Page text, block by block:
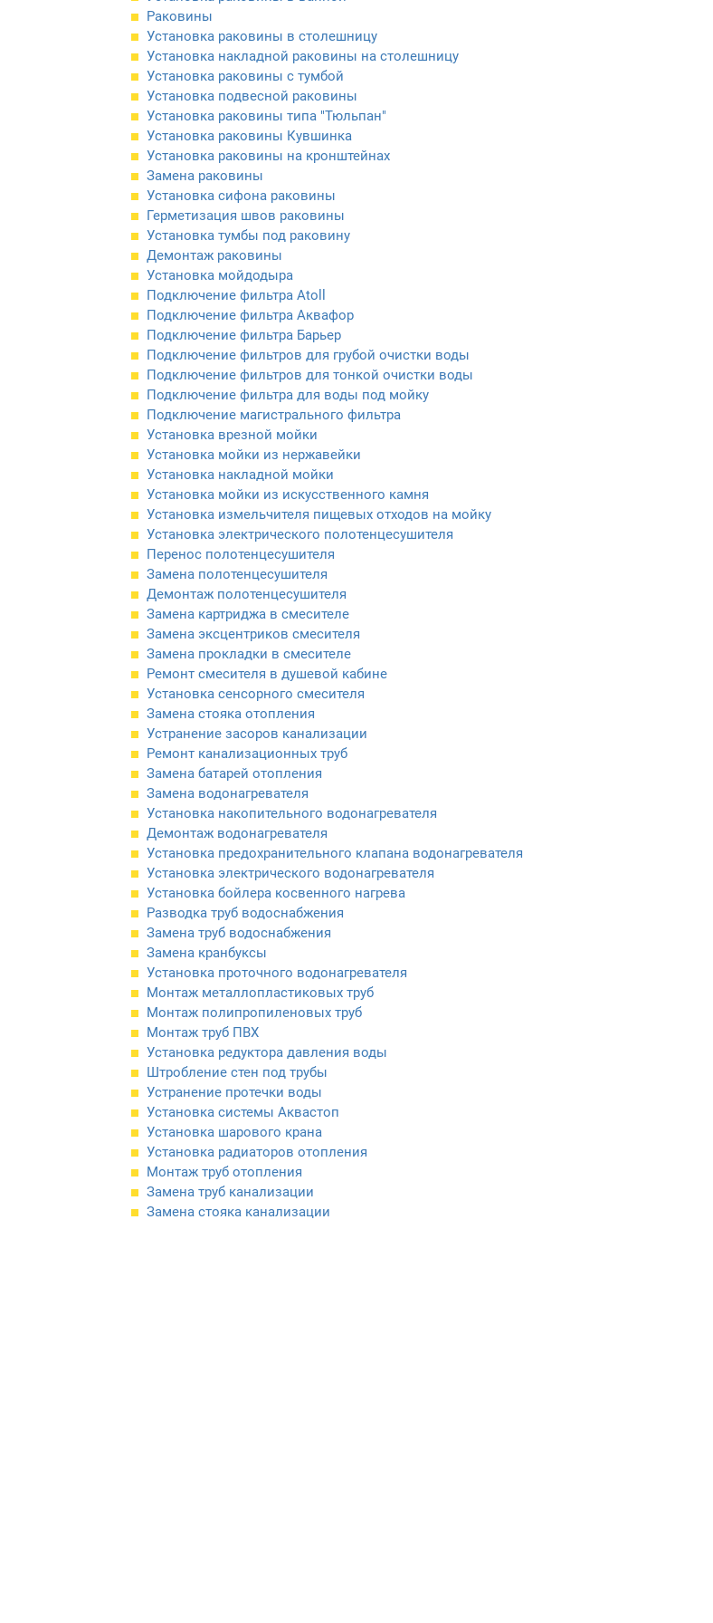
Раковины
Установка раковины в столешницу
Установка накладной раковины на столешницу
Установка раковины с тумбой
Установка подвесной раковины
Установка раковины типа "Тюльпан"
Установка раковины Кувшинка
Установка раковины на кронштейнах
Замена раковины
Установка сифона раковины
Герметизация швов раковины
Установка тумбы под раковину
Демонтаж раковины
Установка мойдодыра
Подключение фильтра Atoll
Подключение фильтра Аквафор
Подключение фильтра Барьер
Подключение фильтров для грубой очистки воды
Подключение фильтров для тонкой очистки воды
Подключение фильтра для воды под мойку
Подключение магистрального фильтра
Установка врезной мойки
Установка мойки из нержавейки
Установка накладной мойки
Установка мойки из искусственного камня
Установка измельчителя пищевых отходов на мойку
Установка электрического полотенцесушителя
Перенос полотенцесушителя
Замена полотенцесушителя
Демонтаж полотенцесушителя
Замена картриджа в смесителе
Замена эксцентриков смесителя
Замена прокладки в смесителе
Ремонт смесителя в душевой кабине
Установка сенсорного смесителя
Замена стояка отопления
Устранение засоров канализации
Ремонт канализационных труб
Замена батарей отопления
Замена водонагревателя
Установка накопительного водонагревателя
Демонтаж водонагревателя
Установка предохранительного клапана водонагревателя
Установка электрического водонагревателя
Установка бойлера косвенного нагрева
Разводка труб водоснабжения
Замена труб водоснабжения
Замена кранбуксы
Установка проточного водонагревателя
Монтаж металлопластиковых труб
Монтаж полипропиленовых труб
Монтаж труб ПВХ
Установка редуктора давления воды
Штробление стен под трубы
Устранение протечки воды
Установка системы Аквастоп
Установка шарового крана
Установка радиаторов отопления
Монтаж труб отопления
Замена труб канализации
Замена стояка канализации